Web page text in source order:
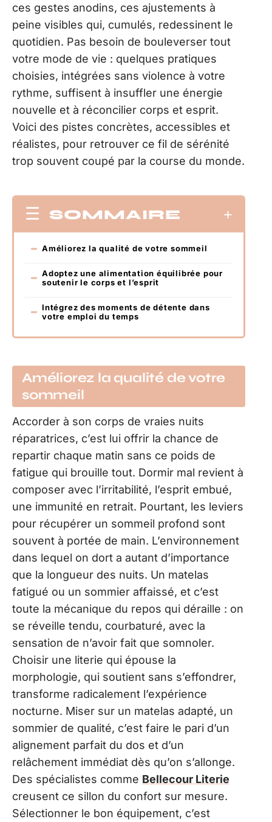
ces gestes anodins, ces ajustements à
peine visibles qui, cumulés, redessinent le
quotidien. Pas besoin de bouleverser tout
votre mode de vie : quelques pratiques
choisies, intégrées sans violence à votre
rythme, suffisent à insuffler une énergie
nouvelle et à réconcilier corps et esprit.
Voici des pistes concrètes, accessibles et
réalistes, pour retrouver ce fil de sérénité
trop souvent coupé par la course du monde.
SOMMAIRE
Améliorez la qualité de votre sommeil
Adoptez une alimentation équilibrée pour
soutenir le corps et l’esprit
Intégrez des moments de détente dans
votre emploi du temps
Améliorez la qualité de votre
sommeil
Accorder à son corps de vraies nuits
réparatrices, c’est lui offrir la chance de
repartir chaque matin sans ce poids de
fatigue qui brouille tout. Dormir mal revient à
composer avec l’irritabilité, l’esprit embué,
une immunité en retrait. Pourtant, les leviers
pour récupérer un sommeil profond sont
souvent à portée de main. L’environnement
dans lequel on dort a autant d’importance
que la longueur des nuits. Un matelas
fatigué ou un sommier affaissé, et c’est
toute la mécanique du repos qui déraille : on
se réveille tendu, courbaturé, avec la
sensation de n’avoir fait que somnoler.
Choisir une literie qui épouse la
morphologie, qui soutient sans s’effondrer,
transforme radicalement l’expérience
nocturne. Miser sur un matelas adapté, un
sommier de qualité, c’est faire le pari d’un
alignement parfait du dos et d’un
relâchement immédiat dès qu’on s’allonge.
Des spécialistes comme Bellecour Literie
creusent ce sillon du confort sur mesure.
Sélectionner le bon équipement, c’est